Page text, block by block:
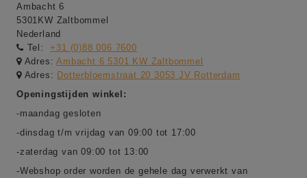
Ambacht 6
5301KW Zaltbommel
Nederland
Tel:
+31 (0)88 006 7600
Adres:Ambacht 6 5301 KW Zaltbommel
Adres: Dotterbloemstraat 20 3053 JV Rotterdam
Openingstijden winkel:
-maandag gesloten
-dinsdag t/m vrijdag van 09:00 tot 17:00
-zaterdag van 09:00 tot 13:00
-Webshop order worden de gehele dag verwerkt van